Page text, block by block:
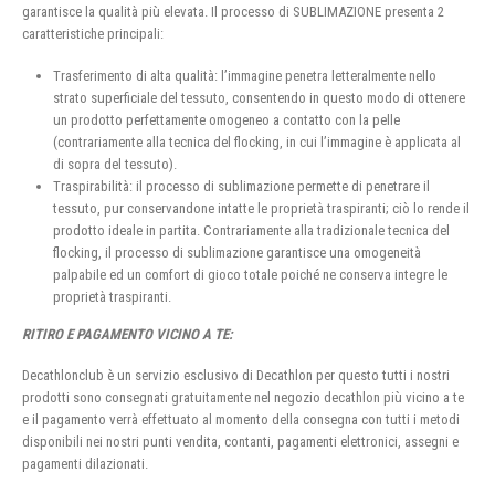
garantisce la qualità più elevata. Il processo di SUBLIMAZIONE presenta 2
caratteristiche principali:
Trasferimento di alta qualità: l’immagine penetra letteralmente nello
strato superficiale del tessuto, consentendo in questo modo di ottenere
un prodotto perfettamente omogeneo a contatto con la pelle
(contrariamente alla tecnica del flocking, in cui l’immagine è applicata al
di sopra del tessuto).
Traspirabilità: il processo di sublimazione permette di penetrare il
tessuto, pur conservandone intatte le proprietà traspiranti; ciò lo rende il
prodotto ideale in partita. Contrariamente alla tradizionale tecnica del
flocking, il processo di sublimazione garantisce una omogeneità
palpabile ed un comfort di gioco totale poiché ne conserva integre le
proprietà traspiranti.
RITIRO E PAGAMENTO VICINO A TE:
Decathlonclub è un servizio esclusivo di Decathlon per questo tutti i nostri
prodotti sono consegnati gratuitamente nel negozio decathlon più vicino a te
e il pagamento verrà effettuato al momento della consegna con tutti i metodi
disponibili nei nostri punti vendita, contanti, pagamenti elettronici, assegni e
pagamenti dilazionati.